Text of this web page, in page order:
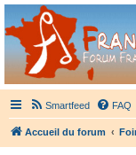
France
Didgeridoo et Guimbarde sur
Smartfeed FAQ
Accueil du forum